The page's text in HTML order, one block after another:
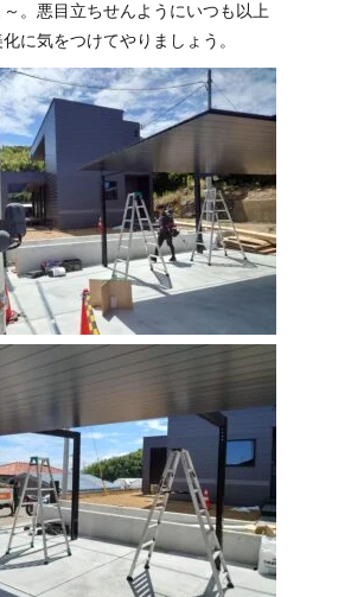
。悪目立ちせんようにいつも以上
に気をつけてやりましょう。